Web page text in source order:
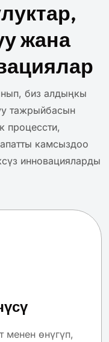
жана
биз алдыңкы
тажрыйбасын
процессти,
камсыздоо
инновацияларды
өнүгүп,